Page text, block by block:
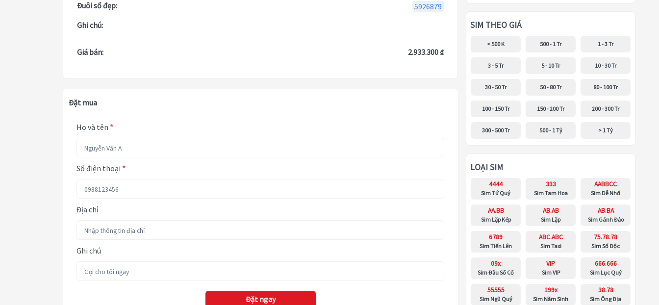
Đuôi số đẹp:
5926879
Ghi chú:
Giá bán: 2.933.300 ₫
Đặt mua
Họ và tên *
Số điện thoại *
Địa chỉ
Ghi chú
Đặt ngay
SIM THEO GIÁ
< 500 K 500 - 1 Tr 1 - 3 Tr
3 - 5 Tr 5 - 10 Tr 10 - 30 Tr
30 - 50 Tr 50 - 80 Tr 80 - 100 Tr
100 - 150 Tr 150 - 200 Tr 200 - 300 Tr
300 - 500 Tr 500 - 1 Tỷ > 1 Tỷ
LOẠI SIM
4444
Sim Tứ Quý
333
Sim Tam Hoa
AABBCC
Sim Dễ Nhớ
AA.BB
Sim Lặp Kép
AB.AB
Sim Lặp
AB.BA
Sim Gánh Đảo
6789
Sim Tiến Lên
ABC.ABC
Sim Taxi
75.78.78
Sim Số Độc
09x
Sim Đầu Số Cổ
VIP
Sim VIP
666.666
Sim Lục Quý
55555
Sim Ngũ Quý
199x
Sim Năm Sinh
38.78
Sim Ông Địa